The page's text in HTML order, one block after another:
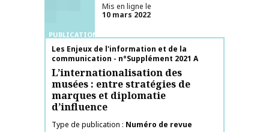
PUBLICATIONS
Mis en ligne le
10 mars 2022
Nom de la publication
Les Enjeux de l'information et de la
communication - n°Supplément 2021 A
L’internationalisation des
musées : entre stratégies de
marques et diplomatie
d’influence
Type de publication
Numéro de revue